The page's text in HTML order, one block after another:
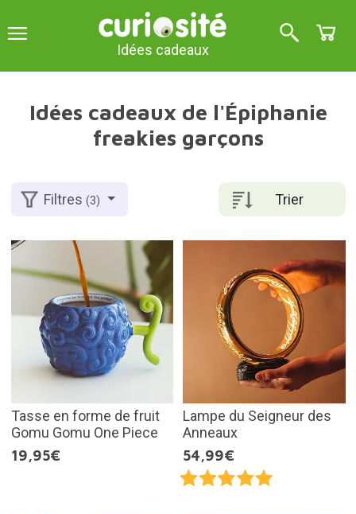
Idées cadeaux
Idées cadeaux de l'Épiphanie
freakies garçons
Trier
Filtres(3)
Tasse en forme de fruit
Gomu Gomu One Piece
19,95€
Lampe du Seigneur des
Anneaux
54,99€